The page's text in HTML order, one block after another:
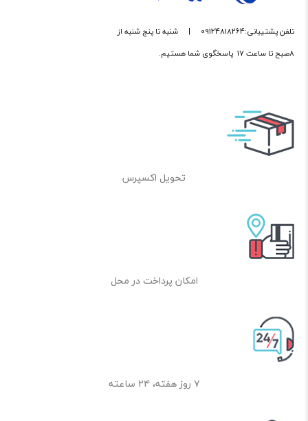
تلفن پشتیبانی:09124818264 |
شنبه تا پنج شنبه از
8صبح تا ساعت 17 پاسخگوی شما هستیم.
تحویل اکسپرس
امکان پرداخت در محل
۷ روز هفته، ۲۴ ساعته